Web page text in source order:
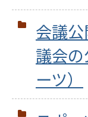
会議
議会
ーツ）